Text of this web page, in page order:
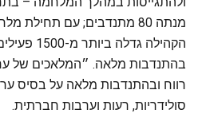
מנתה 80 מתנדבים; עם
הקהילה
בהתנדבות מלאה. ״המלאכים של
רווח ובהתנדבות מלאה על בסיס
סולידריות, רעות וערבות חברתית.